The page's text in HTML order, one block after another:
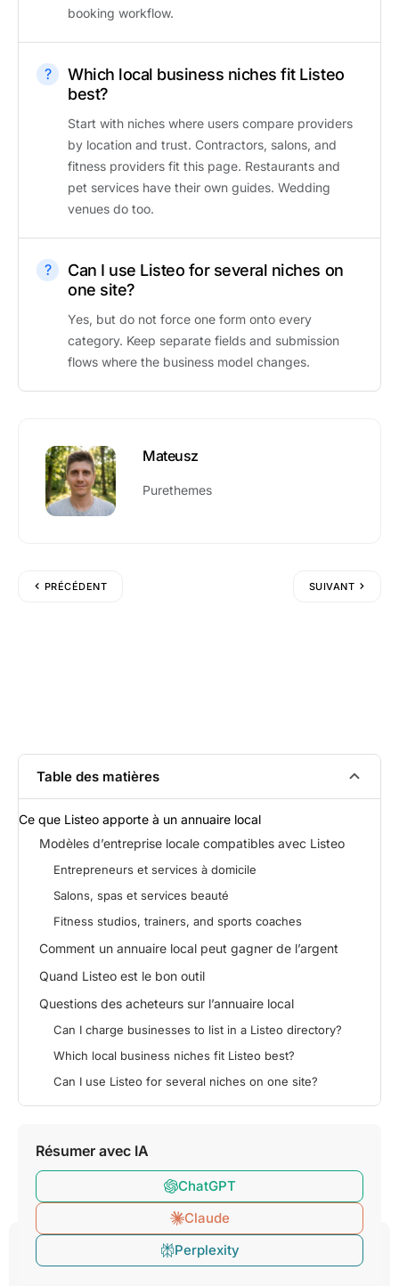
booking workflow.
Which local business niches fit Listeo
best?
Start with niches where users compare providers
by location and trust. Contractors, salons, and
fitness providers fit this page. Restaurants and
pet services have their own guides. Wedding
venues do too.
Can I use Listeo for several niches on
one site?
Yes, but do not force one form onto every
category. Keep separate fields and submission
flows where the business model changes.
Mateusz
Purethemes
PRÉCÉDENT SUIVANT
Table des matières
Ce que Listeo apporte à un annuaire local
Modèles d’entreprise locale compatibles avec Listeo
Entrepreneurs et services à domicile
Salons, spas et services beauté
Fitness studios, trainers, and sports coaches
Comment un annuaire local peut gagner de l’argent
Quand Listeo est le bon outil
Questions des acheteurs sur l’annuaire local
Can I charge businesses to list in a Listeo directory?
Which local business niches fit Listeo best?
Can I use Listeo for several niches on one site?
Résumer avec IA
ChatGPT
Claude
Perplexity
Purethemes
Blog•Politique de confidentialité
Conditions d'utilisation